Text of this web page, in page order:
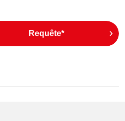
Requête*